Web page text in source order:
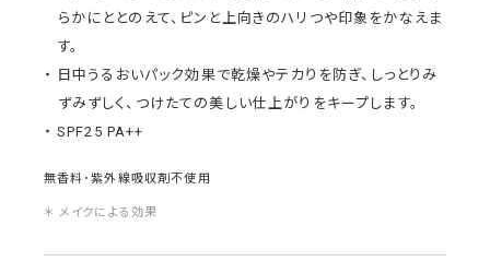
らかにととのえて、ピンと上向きのハリつや印象をかなえま
す。
日中うるおいパック効果で乾燥やテカりを防ぎ、しっとりみ
ずみずしく、つけたての美しい仕上がりをキープします。
SPF25 PA++
無香料･紫外線吸収剤不使用
＊ メイクによる効果